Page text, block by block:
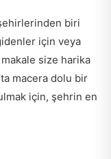
biri
için veya
size harika
macera dolu bir
için, şehrin en